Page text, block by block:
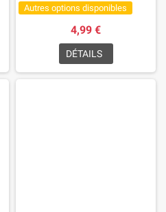
Autres options disponibles
4,99 €
DÉTAILS